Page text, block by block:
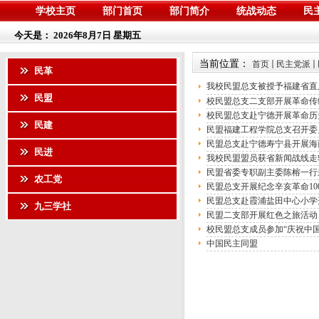
学校主页 部门首页 部门简介 统战动态 民
今天是： 2026年8月7日 星期五
民革
民盟
民建
民进
农工党
九三学社
当前位置： 首页 民主党派
我校民盟总支被授予福建省
校民盟总支二支部开展革命
校民盟总支赴宁德开展革命
民盟福建工程学院总支召开
民盟总支赴宁德寿宁县开展
我校民盟盟员获省新闻战线
民盟省委专职副主委陈榕一
民盟总支开展纪念辛亥革命
民盟总支赴霞浦盐田中心小
民盟二支部开展红色之旅活动
校民盟总支成员参加“庆祝中
中国民主同盟